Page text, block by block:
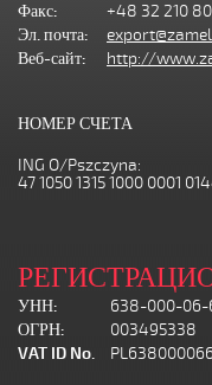
Факс:
+48 32 210
Эл. почта:
Веб-сайт:
http://
НОМЕР СЧЕТА
ING O/Pszczyna:
47 1050 1315 1000 0001
УНН:
638-000-06-
ОГРН:
003495338
VAT ID No.